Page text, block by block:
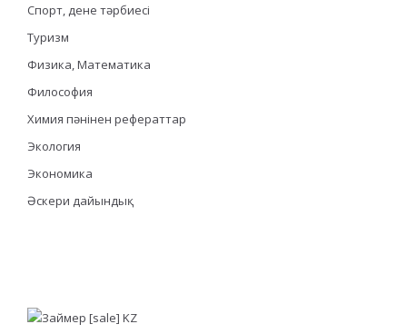
Спорт, дене тәрбиесі
Туризм
Физика, Математика
Философия
Химия пәнінен рефераттар
Экология
Экономика
Әскери дайындық